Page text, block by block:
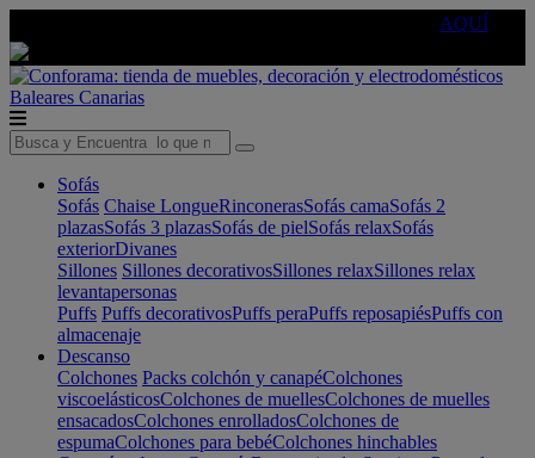
AQUÍ
Baleares Canarias
Sofás
Sofás Chaise LongueRinconerasSofás camaSofás 2
plazasSofás 3 plazasSofás de pielSofás relaxSofás
exteriorDivanes
Sillones Sillones decorativosSillones relaxSillones relax
levantapersonas
Puffs Puffs decorativosPuffs peraPuffs reposapiésPuffs con
almacenaje
Descanso
Colchones Packs colchón y canapéColchones
viscoelásticosColchones de muellesColchones de muelles
ensacadosColchones enrolladosColchones de
espumaColchones para bebéColchones hinchables